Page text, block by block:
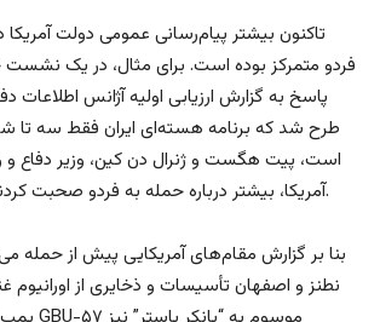
تاکنون بیشتر پیام‌رسانی عمومی دولت آمریکا
فردو متمرکز بوده است. برای مثال، در یک نشست
پاسخ به گزارش ارزیابی اولیه آژانس اطلاعات
طرح شد که برنامه هسته‌ای ایران فقط سه تا
است، پیت هگست و ژنرال دن کین، وزیر دفاع
آمریکا، بیشتر درباره حمله به فردو صحبت کردند تا اصفهان و نطنز.
بنا بر گزارش مقام‌های آمریکایی پیش از حمله
نطنز و اصفهان تأسیسات و ذخایری از اورانیوم